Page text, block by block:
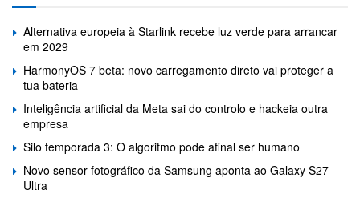
Alternativa europeia à Starlink recebe luz verde para arrancar
em 2029
HarmonyOS 7 beta: novo carregamento direto vai proteger a
tua bateria
Inteligência artificial da Meta sai do controlo e hackeia outra
empresa
Silo temporada 3: O algoritmo pode afinal ser humano
Novo sensor fotográfico da Samsung aponta ao Galaxy S27
Ultra